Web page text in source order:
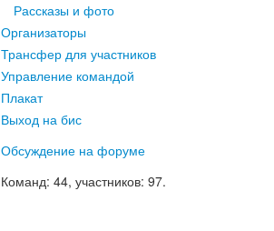
Рассказы и фото
Организаторы
Трансфер для участников
Управление командой
Плакат
Выход на бис
Обсуждение на форуме
Команд: 44, участников: 97.